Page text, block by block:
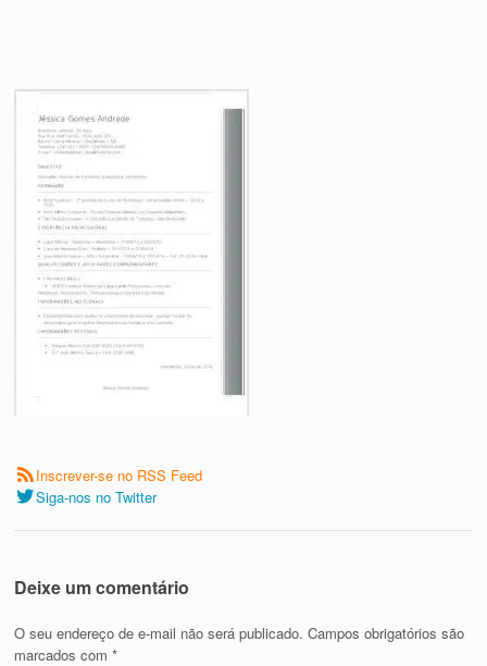
Inscrever-se no RSS Feed
Siga-nos no Twitter
Deixe um comentário
O seu endereço de e-mail não será publicado. Campos obrigatórios são
marcados com*